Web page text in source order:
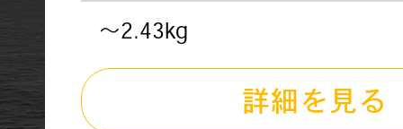
〜2.43kg
詳細を見る